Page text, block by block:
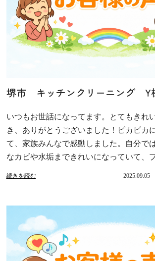
堺市 キッチンクリーニング Y
いつもお世話になってます。とてもきれ
き、ありがとうございました！ピカピカ
て、家族みんなで感動しました。自分で
なカビや水垢まできれいになっていて、
続きを読む 2025.09.05